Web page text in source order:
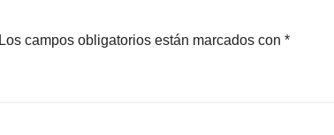
Los campos obligatorios están marcados con *